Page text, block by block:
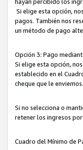
Si elige esta opción,
pagos. También nos
un método de pago
Opción 3: Pago
Si elige esta opción,
establecido en el
cheque que le enviemos.
Si no selecciona o
retener los ingresos
Cuadro del Mínimo de